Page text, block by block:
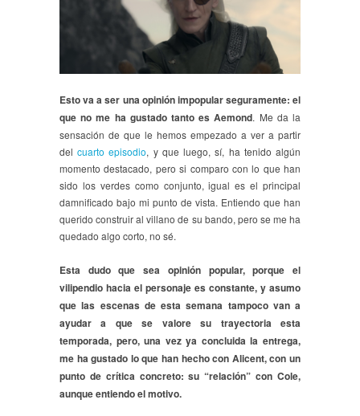
Esto va a ser una opinión impopular seguramente: el
que no me ha gustado tanto es Aemond. Me da la
sensación de que le hemos empezado a ver a partir
delcuarto episodio, y que luego, sí, ha tenido algún
momento destacado, pero si comparo con lo que han
sido los verdes como conjunto, igual es el principal
damnificado bajo mi punto de vista. Entiendo que han
querido construir al villano de su bando, pero se me ha
quedado algo corto, no sé.
Esta dudo que sea opinión popular, porque el
vilipendio hacia el personaje es constante, y asumo
que las escenas de esta semana tampoco van a
ayudar a que se valore su trayectoria esta
temporada, pero, una vez ya concluida la entrega,
me ha gustado lo que han hecho con Alicent, con un
punto de crítica concreto: su “relación” con Cole,
aunque entiendo el motivo.